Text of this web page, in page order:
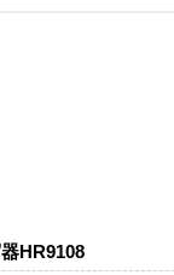
HR9108